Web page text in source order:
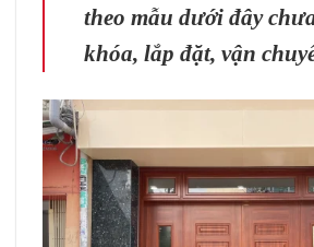
theo mẫu dưới đây
khóa, lắp đặt, vận